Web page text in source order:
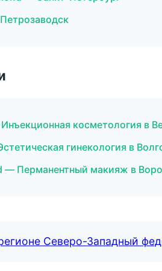
косметология в
гинекология в
— Перманентный макияж в
Северо-Западный